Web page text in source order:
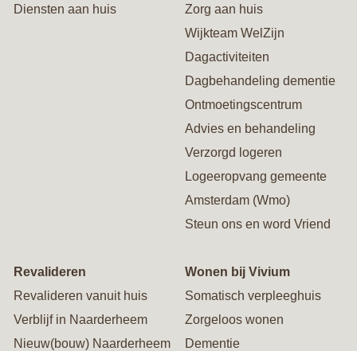
Diensten aan huis
Zorg aan huis
Wijkteam WelZijn
Dagactiviteiten
Dagbehandeling dementie
Ontmoetingscentrum
Advies en behandeling
Verzorgd logeren
Logeeropvang gemeente
Amsterdam (Wmo)
Steun ons en word Vriend
Revalideren
Revalideren vanuit huis
Verblijf in Naarderheem
Nieuw(bouw) Naarderheem
Wonen bij Vivium
Somatisch verpleeghuis
Zorgeloos wonen
Dementie